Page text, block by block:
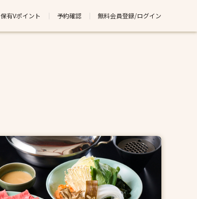
保有Vポイント 予約確認 無料会員登録/ログイン